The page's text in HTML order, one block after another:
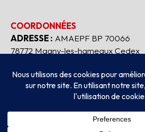
COORDONNÉES
ADRESSE : AMAEPF BP 70066
78772 Magny-les-hameaux Cedex
AUBEAUFIXE.FR